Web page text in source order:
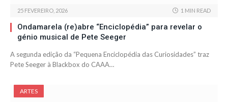
25 FEVEREIRO, 2026 1 MIN READ
Ondamarela (re)abre “Enciclopédia” para revelar o
génio musical de Pete Seeger
A segunda edição da “Pequena Enciclopédia das Curiosidades” traz
Pete Seeger à Blackbox do CAAA…
ARTES